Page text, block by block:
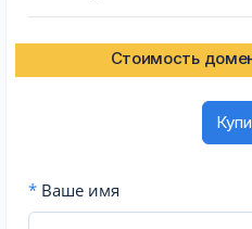
Стоимость
* Ваше имя